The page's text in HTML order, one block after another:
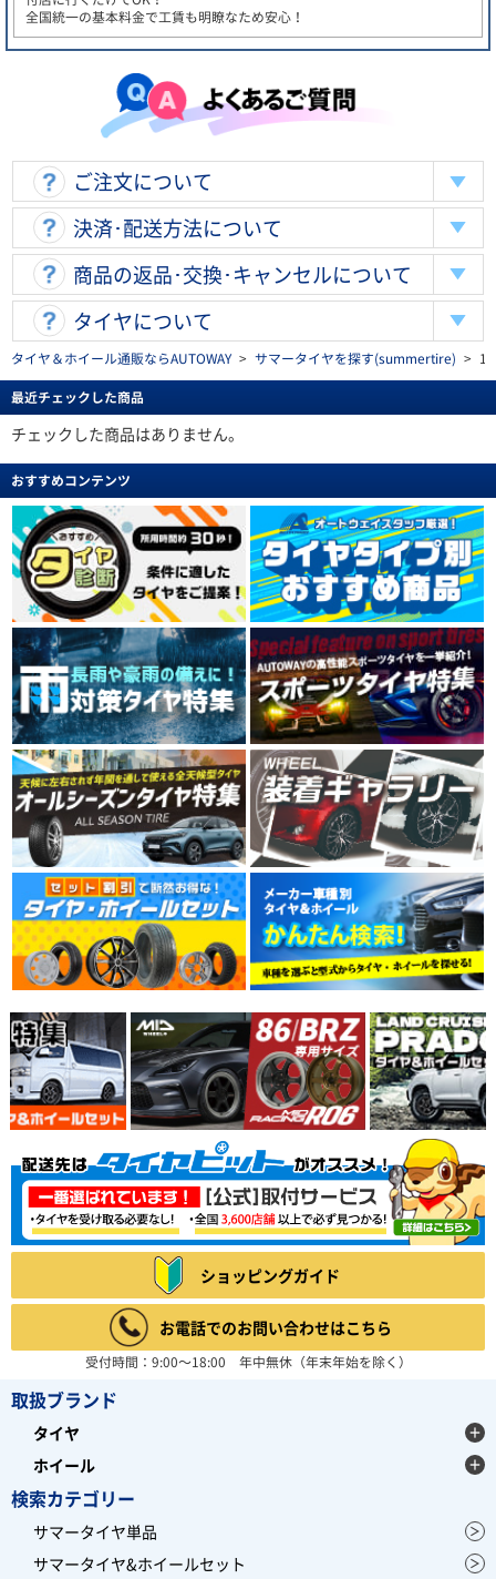
全国統一の基本料金で工賃も明瞭なため安心！
ご注文について
決済･配送方法について
商品の返品･交換･キャンセルについて
タイヤについて
タイヤ＆ホイール通販ならAUTOWAY > サマータイヤを探す(summertire) >
最近チェックした商品
チェックした商品はありません。
おすすめコンテンツ
ショッピングガイド
お電話でのお問い合わせはこちら
受付時間：9:00～18:00 年中無休（年末年始を除く）
取扱ブランド
タイヤ
ホイール
検索カテゴリー
サマータイヤ単品
サマータイヤ&ホイールセット